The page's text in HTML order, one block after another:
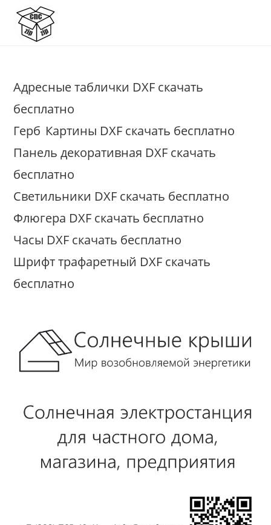
Перейти
содержимому
Адресные таблички DXF скачать
бесплатно
Герб Картины DXF скачать бесплатно
Панель декоративная DXF скачать
бесплатно
Светильники DXF скачать бесплатно
Флюгера DXF скачать бесплатно
Часы DXF скачать бесплатно
Шрифт трафаретный DXF скачать
бесплатно